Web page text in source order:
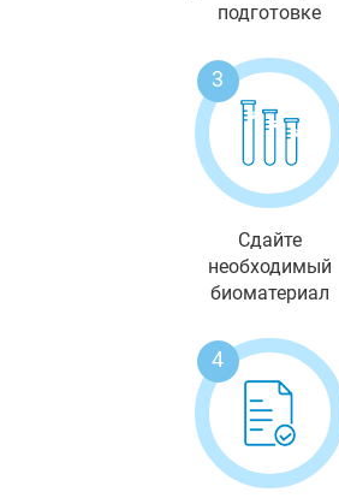
подготовке
3
Сдайте
необходимый
биоматериал
4